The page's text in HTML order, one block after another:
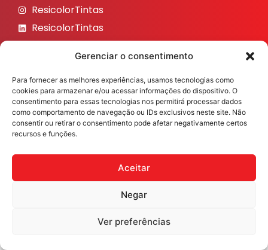
Gerenciar o consentimento
Para fornecer as melhores experiências, usamos tecnologias como
cookies para armazenar e/ou acessar informações do dispositivo. O
consentimento para essas tecnologias nos permitirá processar dados
como comportamento de navegação ou IDs exclusivos neste site. Não
consentir ou retirar o consentimento pode afetar negativamente certos
recursos e funções.
Aceitar
Negar
Ver preferências
ResicolorTintas
ResicolorTintas
ResicolorTintas
ResicolorTintas
Veja nosso Instagram
Desenvolvido porFast Digital 360